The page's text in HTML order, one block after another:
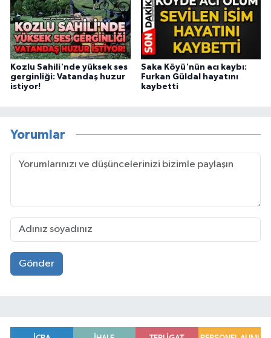
Kozlu Sahili'nde yüksek ses
gerginliği: Vatandaş huzur
istiyor!
Saka Köyü'nün acı kaybı:
Furkan Güldal hayatını
kaybetti
Yorumlar
Gönder